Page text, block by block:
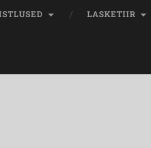
LASKETIIR